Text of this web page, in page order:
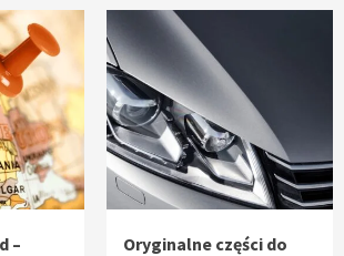
inteligencja wyprze pracę
w przyszłości?
aplikacji internetowych – jak
nowoczesne rozwiązania cyfrowe
–
Oryginalne części do